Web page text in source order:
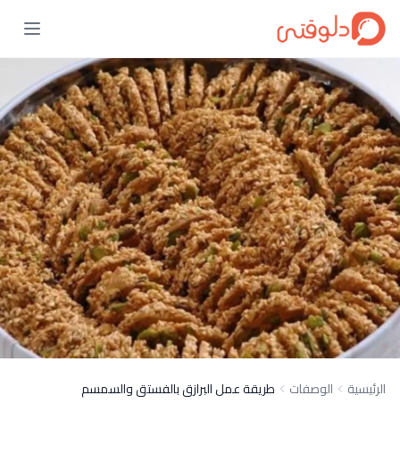
الرئيسية الوصفات طريقة عمل البرازق بالفستق والسمسم